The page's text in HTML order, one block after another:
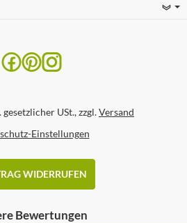
USt., zzgl.Versand
Einstellungen
WIDERRUFEN
Bewertungen